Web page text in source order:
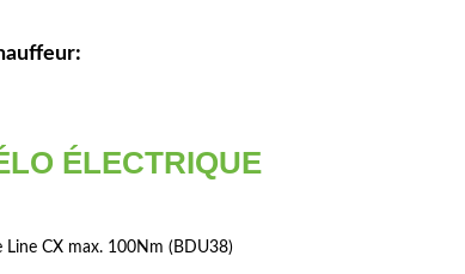
ÉLECTRIQUE
CX max. 100Nm (BDU38)